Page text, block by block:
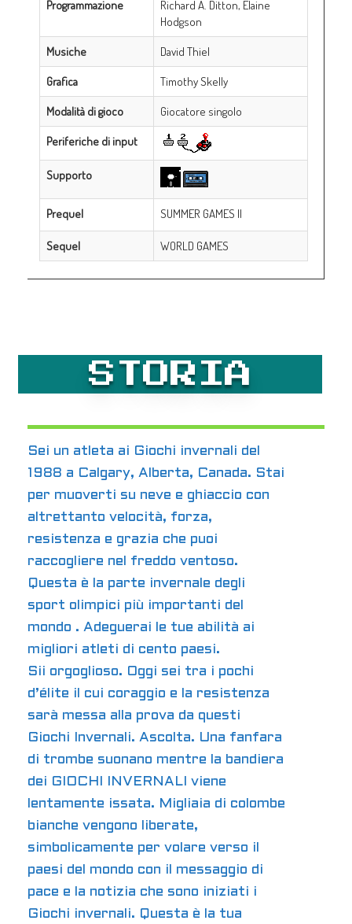
Programmazione
Richard A. Ditton, Elaine
Hodgson
Musiche
David Thiel
Grafica
Timothy Skelly
Modalità di gioco
Giocatore singolo
Periferiche di input
Supporto
Prequel SUMMER GAMES II
Sequel WORLD GAMES
STORIA
Sei un atleta ai Giochi invernali del
1988 a Calgary, Alberta, Canada. Stai
per muoverti su neve e ghiaccio con
altrettanto velocità, forza,
resistenza e grazia che puoi
raccogliere nel freddo ventoso.
Questa è la parte invernale degli
sport olimpici più importanti del
mondo . Adeguerai le tue abilità ai
migliori atleti di cento paesi.
Sii orgoglioso. Oggi sei tra i pochi
d’élite il cui coraggio e la resistenza
sarà messa alla prova da questi
Giochi Invernali. Ascolta. Una fanfara
di trombe suonano mentre la bandiera
dei GIOCHI INVERNALI viene
lentamente issata. Migliaia di colombe
bianche vengono liberate,
simbolicamente per volare verso il
paesi del mondo con il messaggio di
pace e la notizia che sono iniziati i
Giochi invernali. Questa è la tua